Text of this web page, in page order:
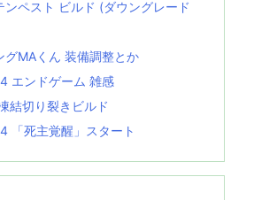
ペスト ビルド (ダウングレード
グMAくん 装備調整とか
エンドゲーム 雑感
結切り裂きビルド
「死主覚醒」スタート